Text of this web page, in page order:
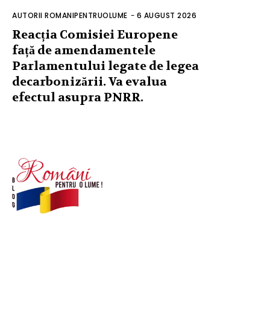
AUTORII ROMANIPENTRUOLUME - 6 AUGUST 2026
Reacția Comisiei Europene
față de amendamentele
Parlamentului legate de legea
decarbonizării. Va evalua
efectul asupra PNRR.